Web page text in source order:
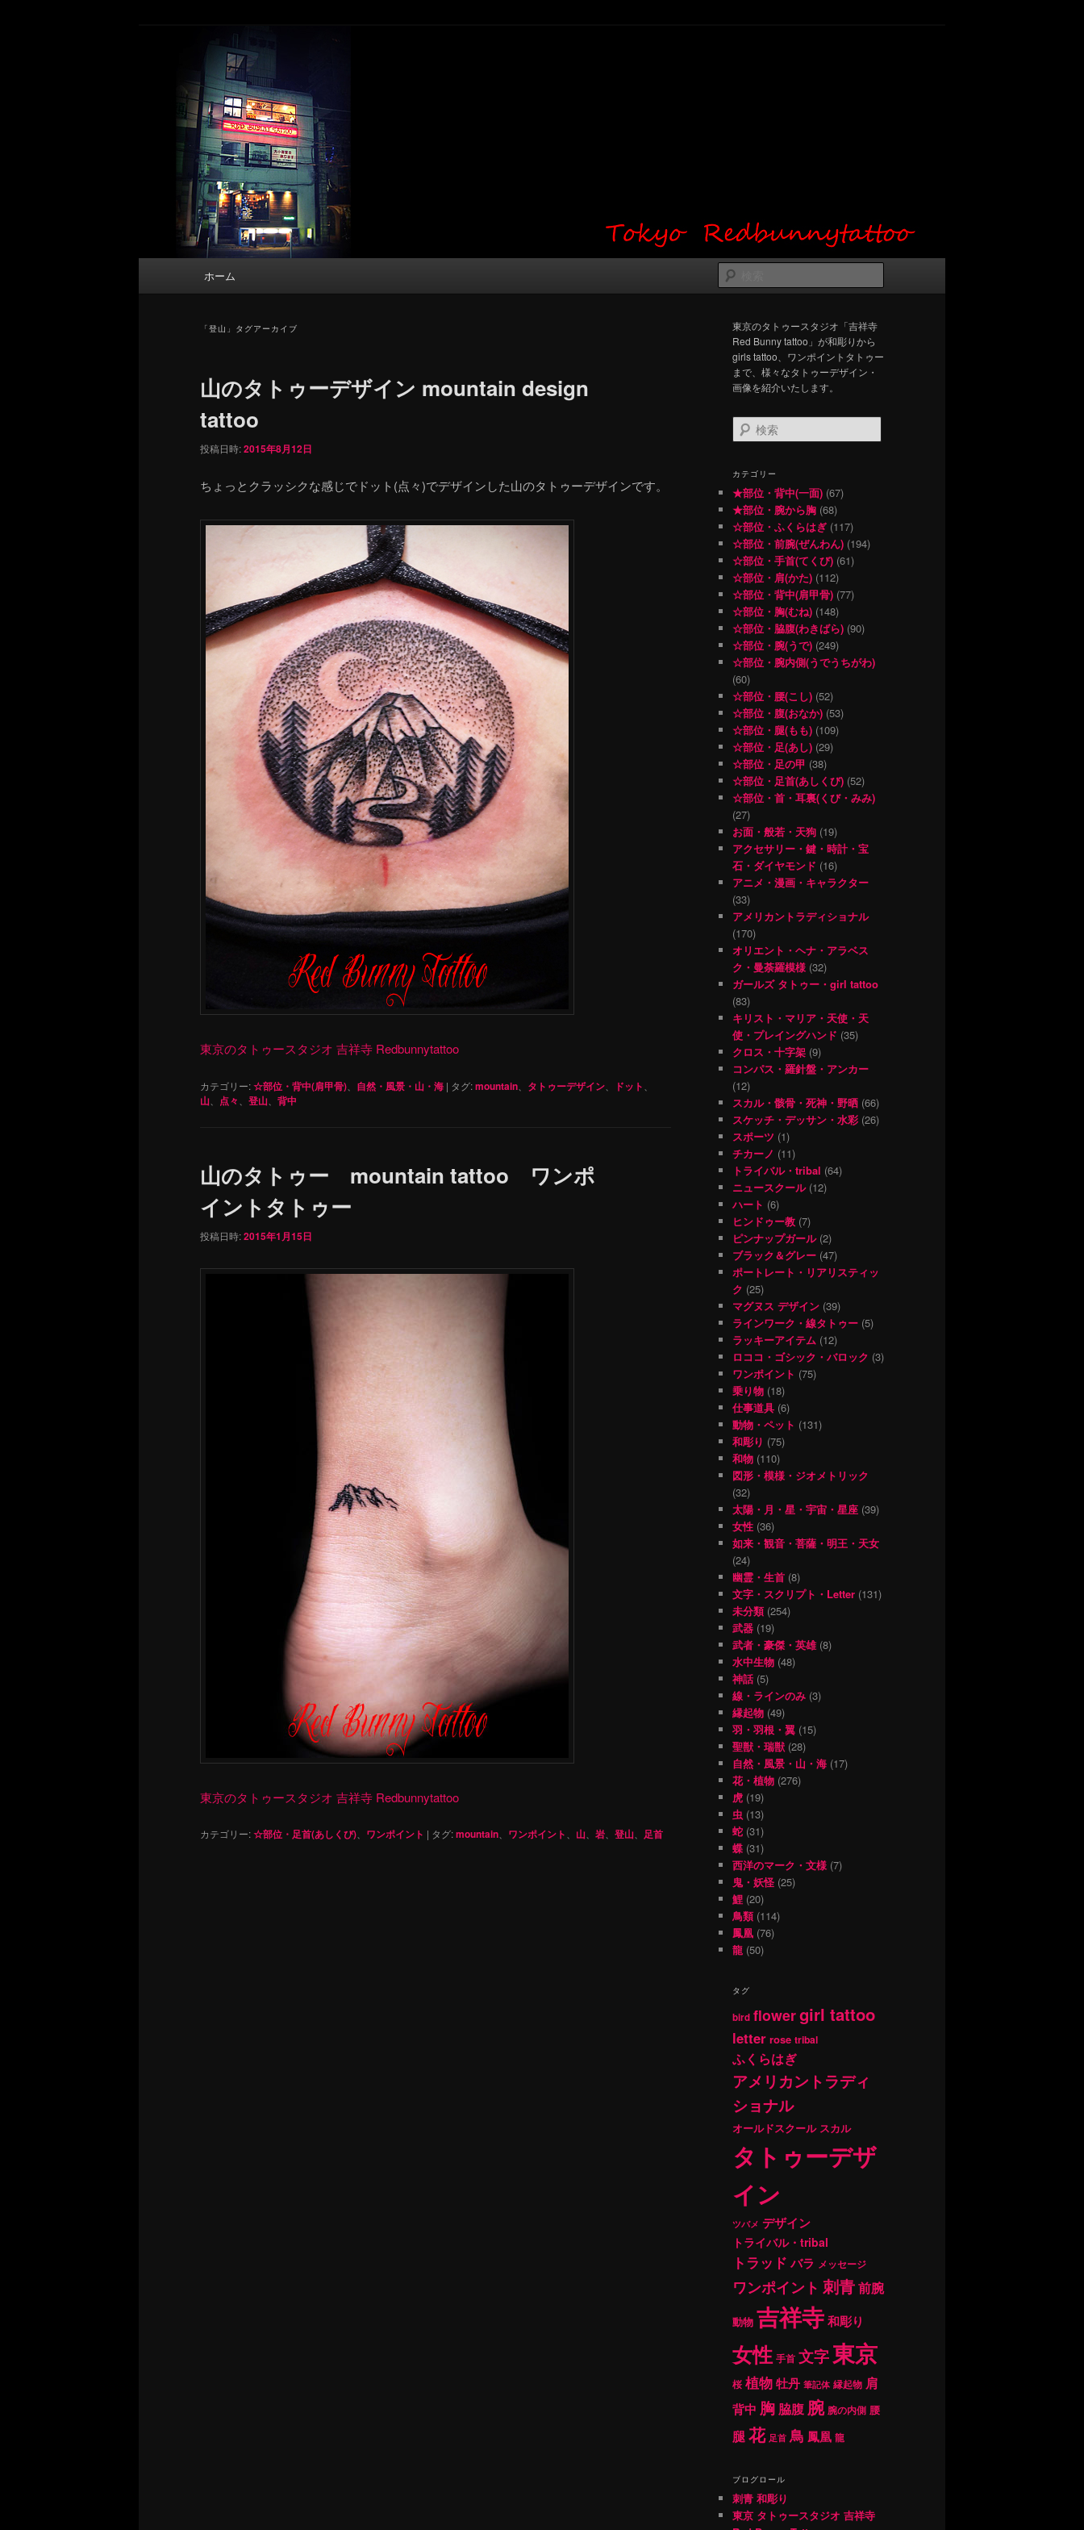
東京 タトゥースタジオ 吉祥寺 Red Bunny
Tattoo タトゥーデザイン・タトゥー画像
タトゥーデザイン・画像の紹介（和彫り・ワンポイント・girl tattoo）
索
ホーム
「登山 」タグアーカイブ
山のタトゥーデザイン mountain design
tattoo
投稿日時:2015年8月12日
ちょっとクラッシクな感じでドット(点々)でデザインした山のタトゥーデザインです。
東京のタトゥースタジオ 吉祥寺 Redbunnytattoo
カテゴリー:☆部位・背中(肩甲骨) 自然・風景・山・海 | タグ:mountain タトゥーデザイン ドット
山 点々 登山 背中
山のタトゥー mountain tattoo ワンポ
イントタトゥー
投稿日時:2015年1月15日
東京のタトゥースタジオ 吉祥寺 Redbunnytattoo
カテゴリー:☆部位・足首(あしくび) ワンポイント | タグ:mountain ワンポイント 山 岩 登山 足首
東京のタトゥースタジオ「吉祥寺
Red Bunny tattoo」が和彫りから
girls tattoo、ワンポイントタトゥー
まで、様々なタトゥーデザイン・
画像を紹介いたします。
検
索
カテゴリー
★部位・背中(一面) (67)
★部位・腕から胸 (68)
☆部位・ふくらはぎ (117)
☆部位・前腕(ぜんわん) (194)
☆部位・手首(てくび) (61)
☆部位・肩(かた) (112)
☆部位・背中(肩甲骨) (77)
☆部位・胸(むね) (148)
☆部位・脇腹(わきばら) (90)
☆部位・腕(うで) (249)
☆部位・腕内側(うでうちがわ)
(60)
☆部位・腰(こし) (52)
☆部位・腹(おなか) (53)
☆部位・腿(もも) (109)
☆部位・足(あし) (29)
☆部位・足の甲 (38)
☆部位・足首(あしくび) (52)
☆部位・首・耳裏(くび・みみ)
(27)
お面・般若・天狗 (19)
アクセサリー・鍵・時計・宝
石・ダイヤモンド (16)
アニメ・漫画・キャラクター
(33)
アメリカントラディショナル
(170)
オリエント・ヘナ・アラベス
ク・曼荼羅模様 (32)
ガールズ タトゥー・girl tattoo
(83)
キリスト・マリア・天使・天
使・プレイングハンド (35)
クロス・十字架 (9)
コンパス・羅針盤・アンカー
(12)
スカル・骸骨・死神・野晒 (66)
スケッチ・デッサン・水彩 (26)
スポーツ (1)
チカーノ (11)
トライバル・tribal (64)
ニュースクール(12)
ハート (6)
ヒンドゥー教 (7)
ピンナップガール(2)
ブラック＆グレー (47)
ポートレート・リアリスティッ
ク (25)
マグヌス デザイン (39)
ラインワーク・線タトゥー (5)
ラッキーアイテム (12)
ロココ・ゴシック・バロック (3)
ワンポイント (75)
乗り物 (18)
仕事道具 (6)
動物・ペット (131)
和彫り (75)
和物 (110)
図形・模様・ジオメトリック
(32)
太陽・月・星・宇宙・星座 (39)
女性 (36)
如来・観音・菩薩・明王・天女
(24)
幽霊・生首 (8)
文字・スクリプト・Letter (131)
未分類(254)
武器 (19)
武者・豪傑・英雄(8)
水中生物 (48)
神話 (5)
線・ラインのみ (3)
縁起物 (49)
羽・羽根・翼 (15)
聖獣・瑞獣 (28)
自然・風景・山・海 (17)
花・植物 (276)
虎 (19)
虫 (13)
蛇 (31)
蝶 (31)
西洋のマーク・文様 (7)
鬼・妖怪 (25)
鯉 (20)
鳥類(114)
鳳凰 (76)
龍 (50)
タグ
bird flowergirl tattoo
letter rose tribal
ふくらはぎ
アメリカントラディ
ショナル
オールドスクール スカル
タトゥーデザ
イン
ツバメ デザイン
トライバル・tribal
トラッド バラ メッセージ
ワンポイント 刺青前腕
動物 吉祥寺和彫り
女性 手首 文字東京
桜 植物牡丹 筆記体 縁起物 肩
背中 胸 脇腹 腕 腕の内側 腰
腿花 足首 鳥 鳳凰 龍
ブログロール
刺青 和彫り
東京 タトゥースタジオ 吉祥寺